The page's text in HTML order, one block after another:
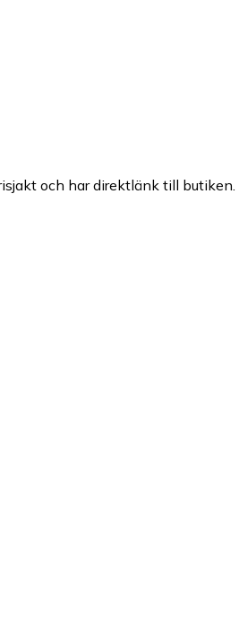
och har direktlänk till butiken.